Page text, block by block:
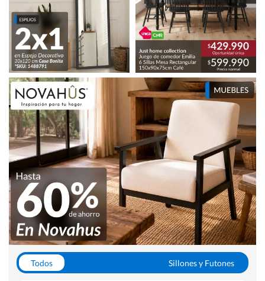
Todos
Sillones y Futones